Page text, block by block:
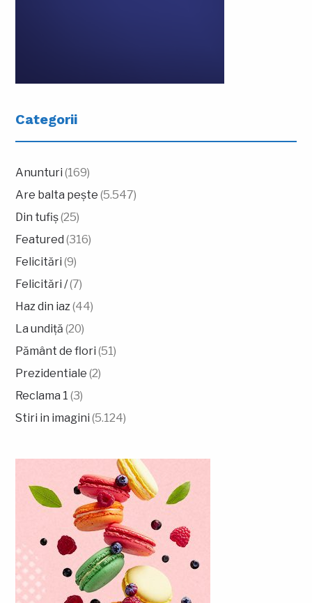
Categorii
Anunturi (169)
Are balta pește (5.547)
Din tufiș(25)
Featured (316)
Felicitări (9)
Felicitări /(7)
Haz din iaz(44)
La undiță (20)
Pământ de flori (51)
Prezidentiale (2)
Reclama 1 (3)
Stiri in imagini (5.124)